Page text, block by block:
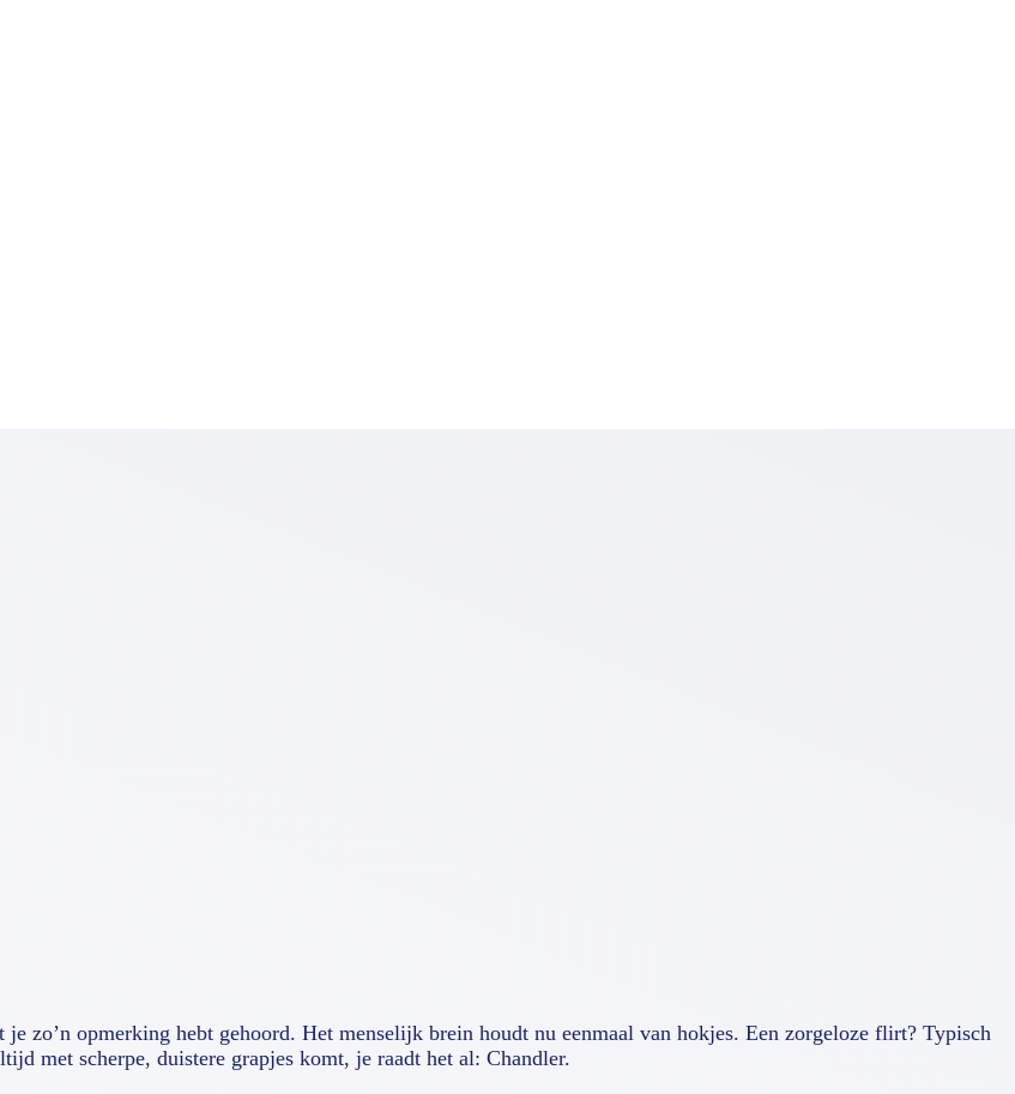
je zo’n opmerking hebt gehoord. Het menselijk brein houdt nu eenmaal van hokjes. Een zorgeloze flirt? Typisch
met scherpe, duistere grapjes komt, je raadt het al: Chandler.